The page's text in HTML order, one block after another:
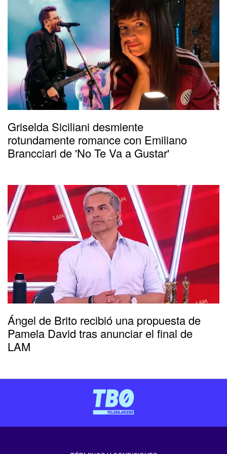
Griselda Siciliani desmiente
rotundamente romance con Emiliano
Brancciari de 'No Te Va a Gustar'
Ángel de Brito recibió una propuesta de
Pamela David tras anunciar el final de
LAM